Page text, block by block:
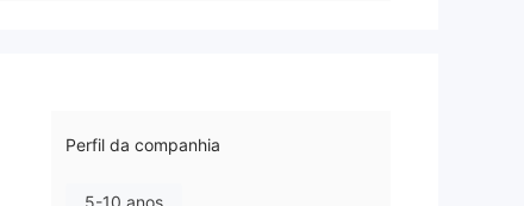
Perfil da companhia